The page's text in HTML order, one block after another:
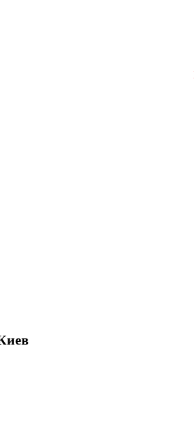
службу таксі з будь-якого міста